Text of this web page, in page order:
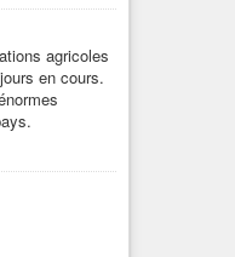
sais que tu
affronter. Parti
agricoles
en cours.